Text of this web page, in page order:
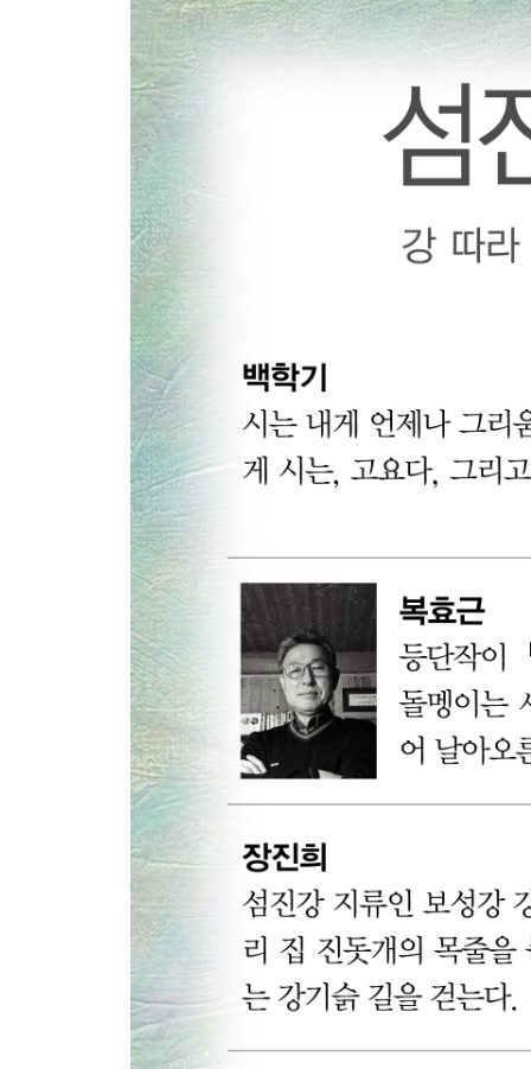
예를 들어 무당거미 _ 55
마늘 촛불 _ 57
저녁 강에서 _ 58
새를 기다리며 _ 60
매화찬 _ 62
춘향의 노래 _ 64
섬진강- 섬진강에서. 1 _ 66
장진희 시인
늪 _ 71
봄 쑥 _ 72
가을 강 _ 74
억수장마 _ 75
물난리 속에서 _ 78
백일홍 _ 82
저녁노을 _ 84
가을 _ 85
이름 _ 86
반달이 싹을 틔워 _ 87
박두규 시인
강을 바라보다 _ 91
나마스카 _ 92
사랑은 홀로 어둠의 숲을 헤매고 _ 93
그렇게 그대가 오면 _ 95
저녁 강 _ 96
헛꽃 _ 98
홀로 깨어 두텁나루숲 창문을 열고 _ 99
어디에서 왔나. 이 향기 _ 101
눈부신 어둠 _ 102
가여운 나를 위로하다 _ 103